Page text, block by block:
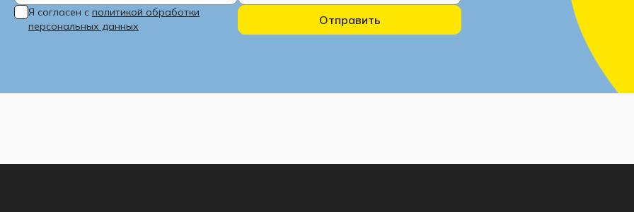
Я согласен с политикой обработки
персональных данных
Отправить